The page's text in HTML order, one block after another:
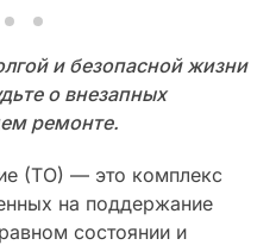
и безопасной жизни
о внезапных
ремонте.
(ТО) — это комплекс
на поддержание
состоянии и